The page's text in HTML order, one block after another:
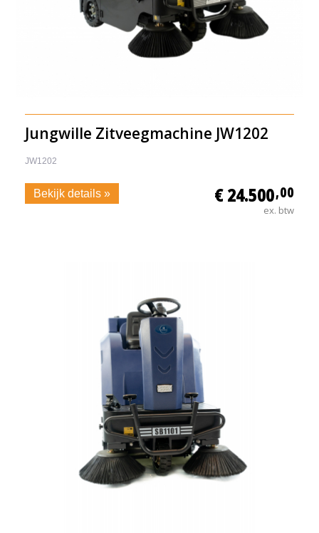
Jungwille Zitveegmachine JW1202
JW1202
€ 24.500,00
ex. btw
Bekijk details »